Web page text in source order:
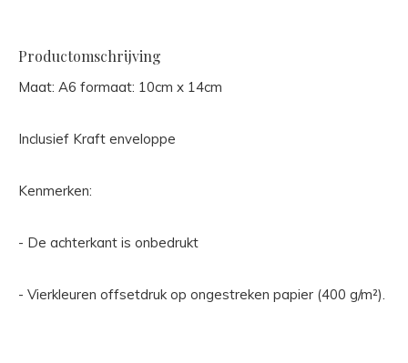
Productomschrijving
Maat: A6 formaat: 10cm x 14cm
Inclusief Kraft enveloppe
Kenmerken:
- De achterkant is onbedrukt
- Vierkleuren offsetdruk op ongestreken papier (400 g/m²).